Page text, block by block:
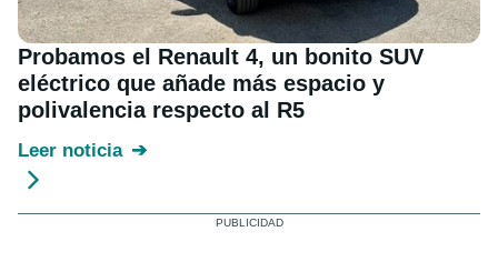
Probamos el Renault 4, un bonito SUV
eléctrico que añade más espacio y
polivalencia respecto al R5
Leer noticia